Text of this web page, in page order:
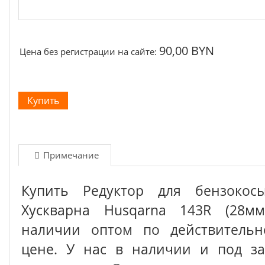
Цена без регистрации на сайте: 90,00 BYN
Примечание
Купить Редуктор для
Хускварна Husqarna 143R
наличии оптом по
цене. У нас в наличии и под